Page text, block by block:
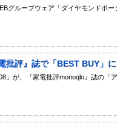
グループウェア「ダイヤモンドポー
批評』誌で「BEST BUY」に
」が、『家電批評monoqlo』誌の「